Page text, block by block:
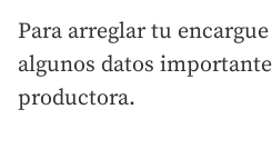
Para arreglar tu
algunos datos
productora.